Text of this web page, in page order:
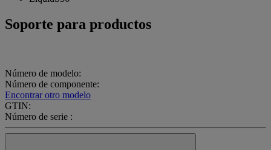
Soporte para productos
Número de modelo:
Número de componente:
Encontrar otro modelo
GTIN:
Número de serie :